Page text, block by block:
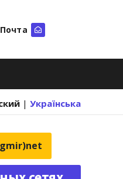
Почта
| Українська